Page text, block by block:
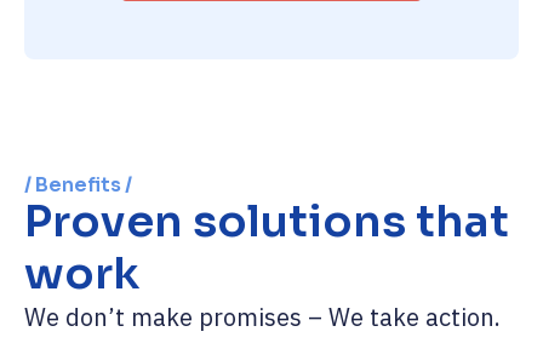
/ Benefits /
Proven solutions that
work
We don’t make promises – We take action.